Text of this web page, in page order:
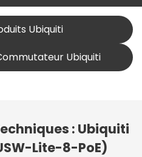
Ubiquiti
Ubiquiti
: Ubiquiti
Lite-8-PoE)